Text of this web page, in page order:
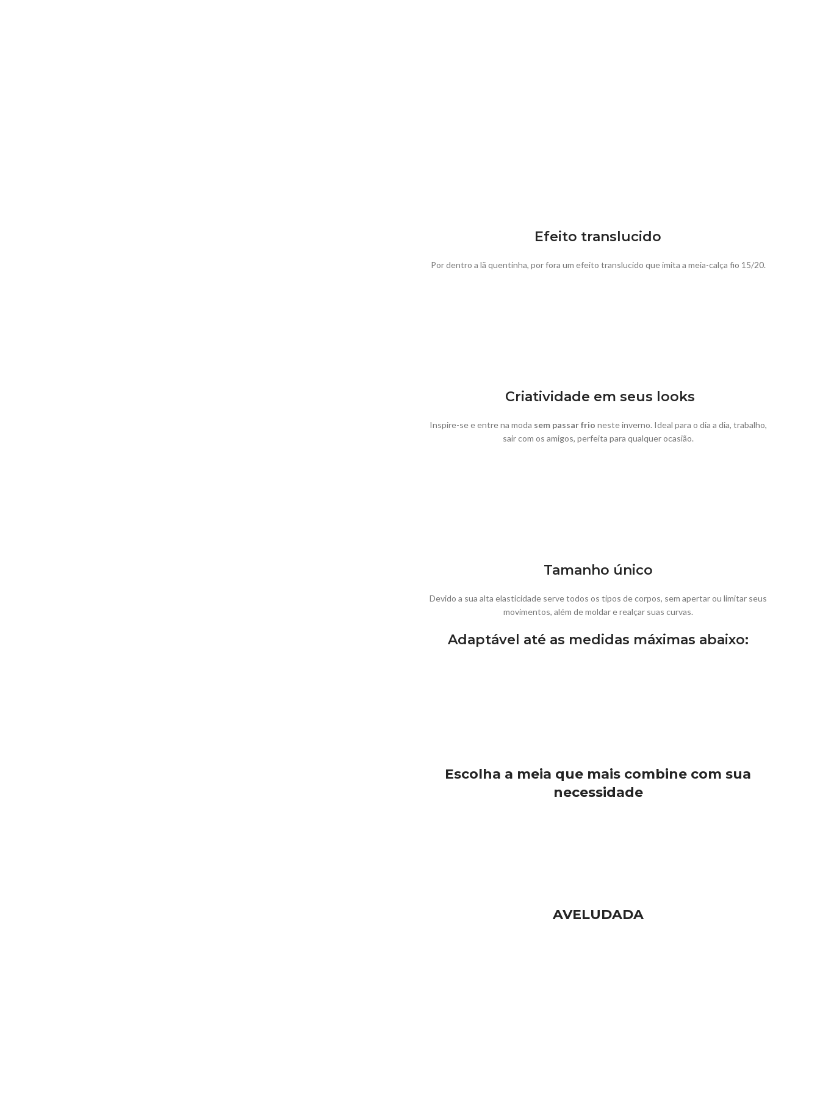
Efeito translucido
Por dentro a lã quentinha, por fora um efeito translucido que imita a meia-calça fio 15/20.
Criatividade em seus looks
Inspire-se e entre na moda sem passar frio neste inverno. Ideal para o dia a dia, trabalho,
sair com os amigos, perfeita para qualquer ocasião.
Tamanho único
Devido a sua alta elasticidade serve todos os tipos de corpos, sem apertar ou limitar seus
movimentos, além de moldar e realçar suas curvas.
Adaptável até as medidas máximas abaixo:
Escolha a meia que mais combine com sua
necessidade
AVELUDADA